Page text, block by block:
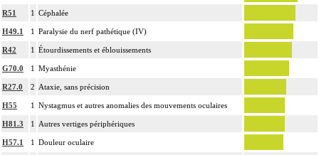
R51 1 Céphalée
H49.1 1 Paralysie du nerf pathétique (IV)
R42 1 Étourdissements et éblouissements
G70.0 1 Myasthénie
R27.0 2 Ataxie, sans précision
H55 1 Nystagmus et autres anomalies des mouvements oculaires
H81.3 1 Autres vertiges périphériques
H57.1 1 Douleur oculaire